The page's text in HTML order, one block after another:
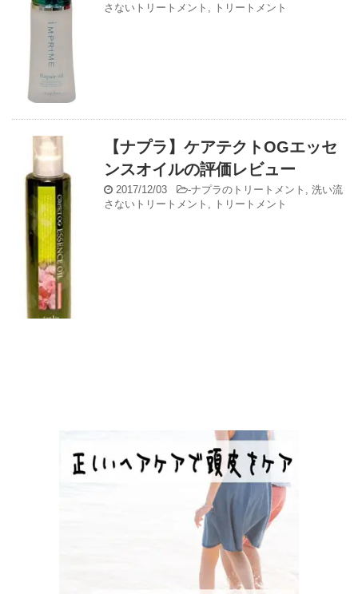
さないトリートメント
トリートメント
【ナプラ】ケアテクトOGエッセ
ンスオイルの評価レビュー
2017/12/03 -ナプラのトリートメント , 洗い流
さないトリートメント , トリートメント